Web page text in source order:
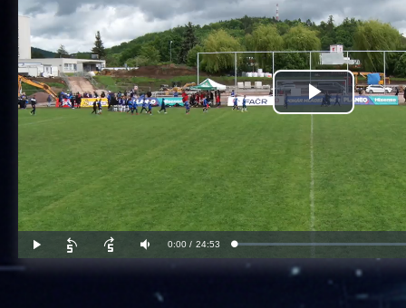
Přehrát
video
Přehrát
Posunout
dozadu
Posunout
dopředu
ZtlumitAktuální
0:00 / Doba
24:53 Načteno: